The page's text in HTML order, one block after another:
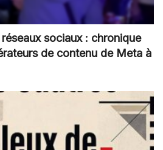
sociaux : chronique
de contenu de Meta à